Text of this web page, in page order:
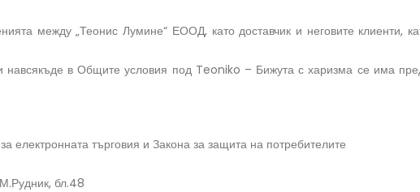
между „Теонис Лумине“ ЕООД, като доставчик и неговите клиенти,
в Общите условия под Teoniko – Бижута с харизма се има
електронната търговия и Закона за защита на потребителите
бл.48